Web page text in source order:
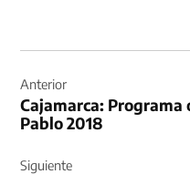
de
entradas
Anterior
Cajamarca: Programa
Pablo 2018
Siguiente